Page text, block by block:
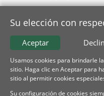
Su elección con
Aceptar
Usamos cookies para brindarle
sitio. Haga clic en Aceptar para
sitio al permitir cookies
Su configuración de cookies